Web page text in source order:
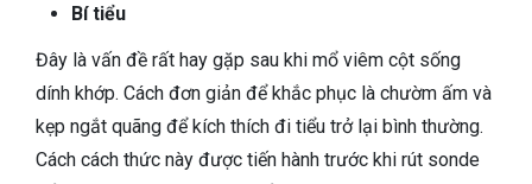
Bí tiểu
Đây là vấn đề rất hay gặp sau khi mổ viêm cột sống
dính khớp. Cách đơn giản để khắc phục là chườm ấm và
kẹp ngắt quãng để kích thích đi tiểu trở lại bình thường.
Cách cách thức này được tiến hành trước khi rút sonde